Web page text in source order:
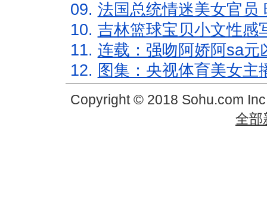
09. 法国总统情迷美女官员
10. 吉林篮球宝贝小文性感
11. 连载：强吻阿娇阿sa元
12. 图集：央视体育美女主
Copyright © 2018 Sohu.com
全部